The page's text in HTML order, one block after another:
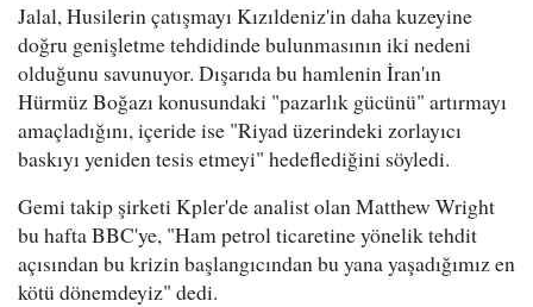
Jalal, Husilerin çatışmayı Kızıldeniz'in daha kuzeyine
doğru genişletme tehdidinde bulunmasının iki nedeni
olduğunu savunuyor. Dışarıda bu hamlenin İran'ın
Hürmüz Boğazı konusundaki "pazarlık gücünü" artırmayı
amaçladığını, içeride ise "Riyad üzerindeki zorlayıcı
baskıyı yeniden tesis etmeyi" hedeflediğini söyledi.
Gemi takip şirketi Kpler'de analist olan Matthew Wright
bu hafta BBC'ye, "Ham petrol ticaretine yönelik tehdit
açısından bu krizin başlangıcından bu yana yaşadığımız en
kötü dönemdeyiz" dedi.